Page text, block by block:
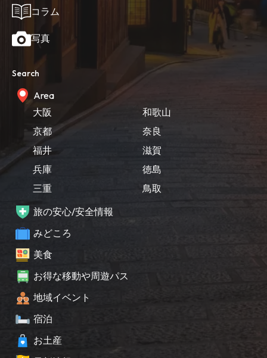
コラム
写真
Search
Area
大阪
京都
福井
兵庫
三重
和歌山
奈良
滋賀
徳島
鳥取
旅の安心/安全情報
みどころ
美食
お得な移動や周遊パス
地域イベント
宿泊
お土産